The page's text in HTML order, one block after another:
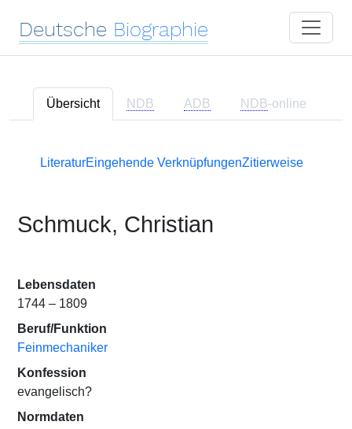
Deutsche Biographie
Übersicht NDB ADB NDB-online
LiteraturEingehende VerknüpfungenZitierweise
Schmuck, Christian
Lebensdaten
1744 – 1809
Beruf/Funktion
Feinmechaniker
Konfession
evangelisch?
Normdaten